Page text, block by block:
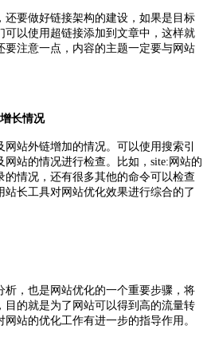
要做好链接架构的建设，如果是目标
可以使用超链接添加到文章中，这样就
要注意一点，内容的主题一定要与网站
长情况
外链增加的情况。可以使用搜索引
站的情况进行检查。比如，site:网站的
的情况，还有很多其他的命令可以检查
站长工具对网站优化效果进行综合的了
，也是网站优化的一个重要步骤，将
目的就是为了网站可以得到高的流量转
站的优化工作有进一步的指导作用。